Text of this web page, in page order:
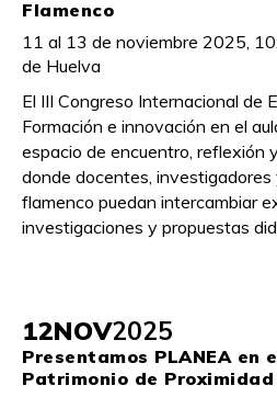
Flamenco
11 al 13 de noviembre 2025,
de Huelva
El III Congreso Internacional de
Formación e innovación en el
espacio de encuentro, reflexión
donde docentes,
flamenco puedan intercambiar
investigaciones y propuestas
12NOV2025
Presentamos PLANEA en
Patrimonio de